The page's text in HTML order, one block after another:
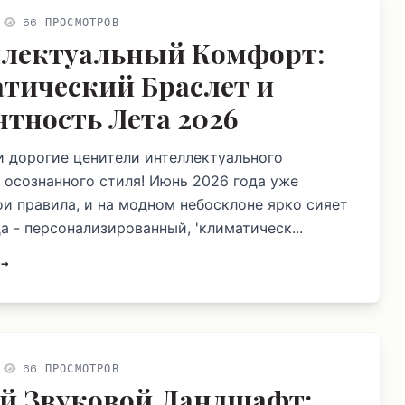
56 ПРОСМОТРОВ
Комфорт:
Браслет и
Лета 2026
ценители интеллектуального
стиля! Июнь 2026 года уже
правила, и на модном небосклоне ярко сияет
- персонализированный, 'климатическ...
66 ПРОСМОТРОВ